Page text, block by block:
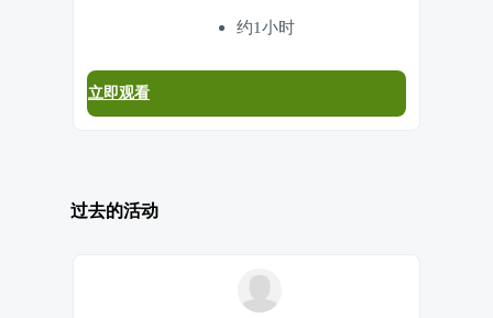
约1小时
立即观看
过去的活动